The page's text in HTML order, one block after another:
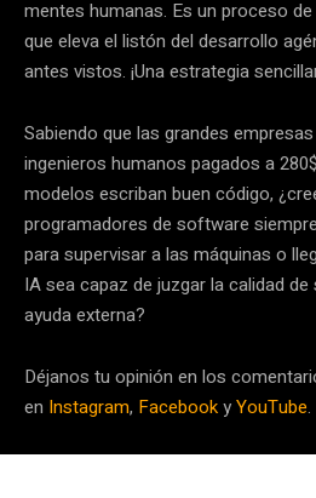
mentes humanas. Es un proceso
que eleva el listón del desarrollo
antes vistos. ¡Una estrategia
Sabiendo que las grandes
ingenieros humanos pagados a
modelos escriban buen código,
programadores de software
para supervisar a las máquinas o
IA sea capaz de juzgar la calidad
ayuda externa?
Déjanos tu opinión en los
en Instagram, FacebookyYouTube.